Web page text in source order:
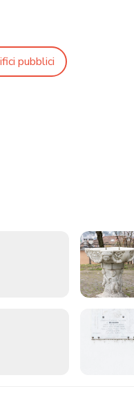
pubblici